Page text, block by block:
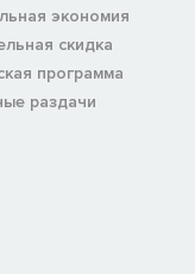
экономия
скидка
программа
раздачи